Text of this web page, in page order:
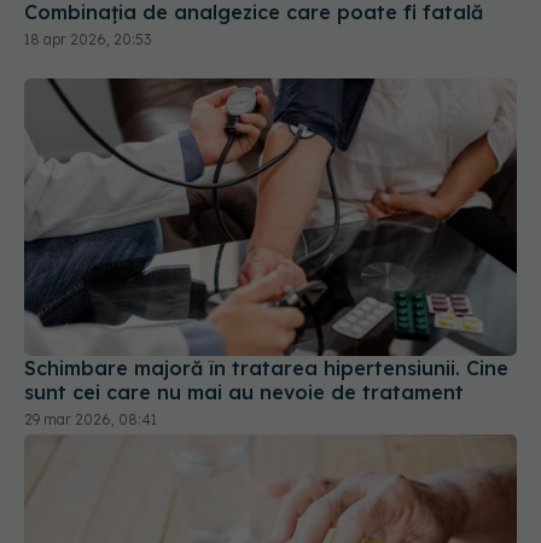
Schimbare majoră în tratarea hipertensiunii. Cine
sunt cei care nu mai au nevoie de tratament